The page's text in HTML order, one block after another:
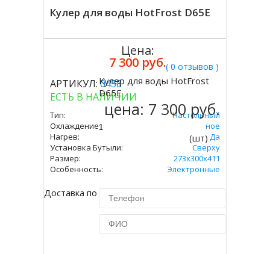
Кулер для воды HotFrost D65E
( 0 отзывов )
АРТИКУЛ:0458
ЕСТЬ В НАЛИЧИИ
Тип:
Настольный
Охлаждение:
Электронное
Нагрев:
Да
Установка Бутыли:
Сверху
Размер:
273х300х411
Особенность:
Электронные
Доставка по Москве 450 руб.
Цена:
7 300 руб.
Купить
Кулер для воды HotFrost
D65E
цена: 7 300 руб.
(шт)